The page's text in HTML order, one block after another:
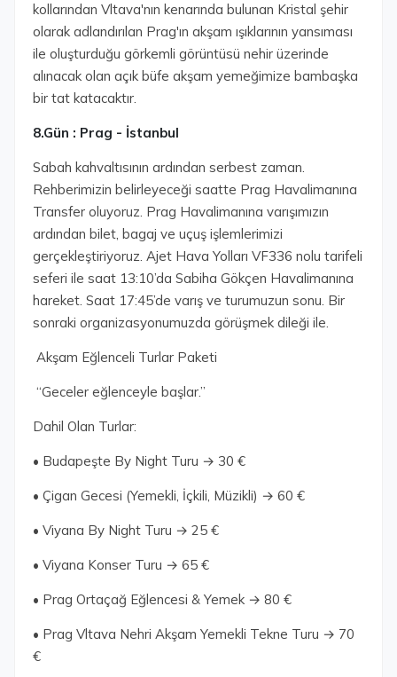
kollarından Vltava'nın kenarında bulunan Kristal şehir
olarak adlandırılan Prag'ın akşam ışıklarının yansıması
ile oluşturduğu görkemli görüntüsü nehir üzerinde
alınacak olan açık büfe akşam yemeğimize bambaşka
bir tat katacaktır.
8.Gün : Prag - İstanbul
Sabah kahvaltısının ardından serbest zaman.
Rehberimizin belirleyeceği saatte Prag Havalimanına
Transfer oluyoruz. Prag Havalimanına varışımızın
ardından bilet, bagaj ve uçuş işlemlerimizi
gerçekleştiriyoruz. Ajet Hava Yolları VF336 nolu tarifeli
seferi ile saat 13:10’da Sabiha Gökçen Havalimanına
hareket. Saat 17:45’de varış ve turumuzun sonu. Bir
sonraki organizasyonumuzda görüşmek dileği ile.
Akşam Eğlenceli Turlar Paketi
“Geceler eğlenceyle başlar.”
Dahil Olan Turlar:
• Budapeşte By Night Turu → 30 €
• Çigan Gecesi (Yemekli, İçkili, Müzikli) → 60 €
• Viyana By Night Turu → 25 €
• Viyana Konser Turu → 65 €
• Prag Ortaçağ Eğlencesi & Yemek → 80 €
• Prag Vltava Nehri Akşam Yemekli Tekne Turu → 70
€